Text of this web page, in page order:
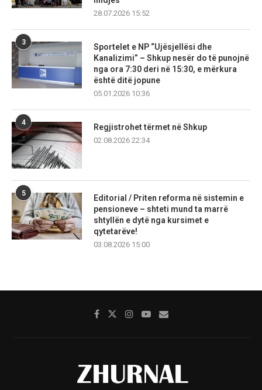
28.07.2026 15:52
3
Sportelet e NP “Ujësjellësi dhe
Kanalizimi” – Shkup nesër do të punojnë
nga ora 7:30 deri në 15:30, e mërkura
është ditë jopune
05.01.2026 10:36
4
Regjistrohet tërmet në Shkup
02.08.2026 22:34
5
Editorial / Priten reforma në sistemin e
pensioneve – shteti mund ta marrë
shtyllën e dytë nga kursimet e
qytetarëve!
03.08.2026 15:00